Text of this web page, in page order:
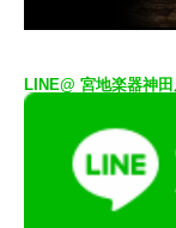
LINE@ 宮地楽器神